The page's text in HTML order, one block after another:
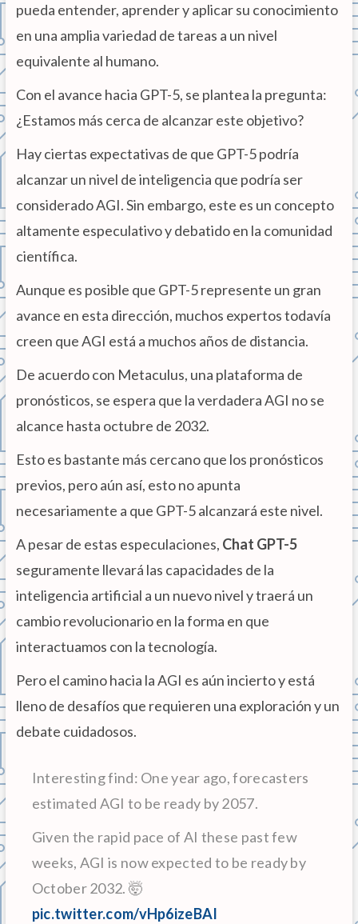
pueda entender, aprender y aplicar su conocimiento
en una amplia variedad de tareas a un nivel
equivalente al humano.
Con el avance hacia GPT-5, se plantea la pregunta:
¿Estamos más cerca de alcanzar este objetivo?
Hay ciertas expectativas de que GPT-5 podría
alcanzar un nivel de inteligencia que podría ser
considerado AGI. Sin embargo, este es un concepto
altamente especulativo y debatido en la comunidad
científica.
Aunque es posible que GPT-5 represente un gran
avance en esta dirección, muchos expertos todavía
creen que AGI está a muchos años de distancia.
De acuerdo con Metaculus, una plataforma de
pronósticos, se espera que la verdadera AGI no se
alcance hasta octubre de 2032.
Esto es bastante más cercano que los pronósticos
previos, pero aún así, esto no apunta
necesariamente a que GPT-5 alcanzará este nivel.
A pesar de estas especulaciones, Chat GPT-5
seguramente llevará las capacidades de la
inteligencia artificial a un nuevo nivel y traerá un
cambio revolucionario en la forma en que
interactuamos con la tecnología.
Pero el camino hacia la AGI es aún incierto y está
lleno de desafíos que requieren una exploración y un
debate cuidadosos.
Interesting find: One year ago, forecasters
estimated AGI to be ready by 2057.
Given the rapid pace of AI these past few
weeks, AGI is now expected to be ready by
October 2032. 🤯
pic.twitter.com/vHp6izeBAI